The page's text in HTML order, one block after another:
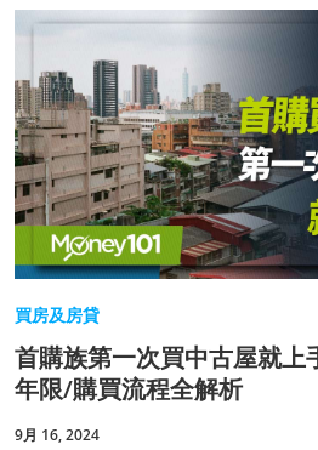
買房及房貸
首購族第一次買中古屋就
年限/購買流程全解析
9月 16, 2024